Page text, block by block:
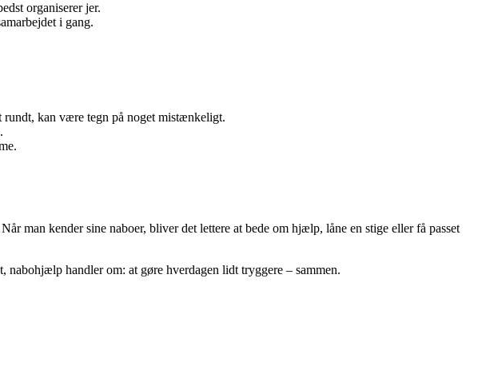
organiserer jer.
i gang.
rundt, kan være tegn på noget mistænkeligt.
man kender sine naboer, bliver det lettere at bede om hjælp, låne en stige eller få passet
handler om: at gøre hverdagen lidt tryggere – sammen.